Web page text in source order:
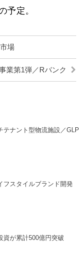
予定。
場
業第1弾／Rバンク
テナント型物流施設／GLP
フスタイルブランド開発
資が累計500億円突破